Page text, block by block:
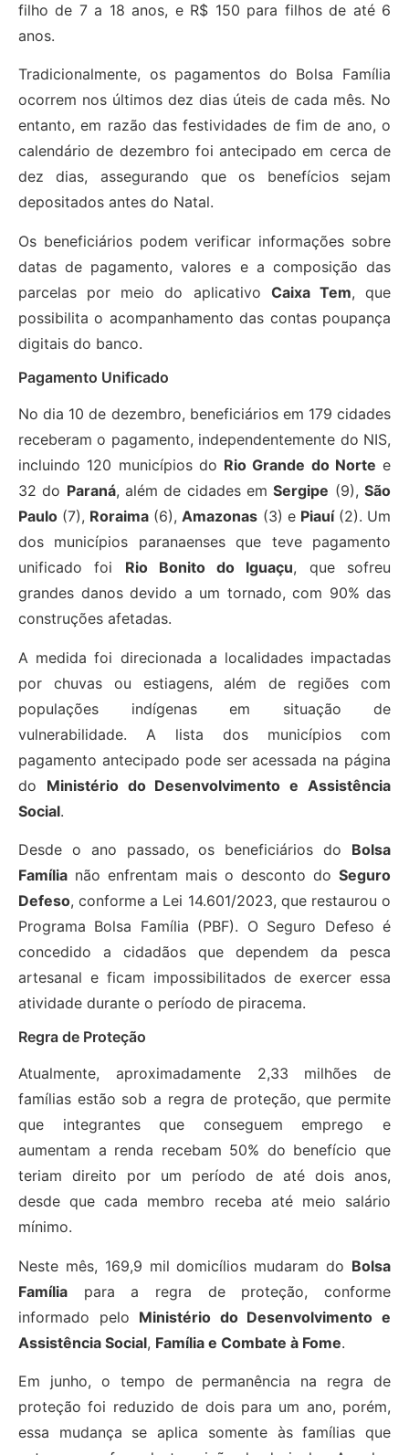
filho de 7 a 18 anos, e R$ 150 para filhos de até 6
anos.
Tradicionalmente, os pagamentos do Bolsa Família
ocorrem nos últimos dez dias úteis de cada mês. No
entanto, em razão das festividades de fim de ano, o
calendário de dezembro foi antecipado em cerca de
dez dias, assegurando que os benefícios sejam
depositados antes do Natal.
Os beneficiários podem verificar informações sobre
datas de pagamento, valores e a composição das
parcelas por meio do aplicativo Caixa Tem, que
possibilita o acompanhamento das contas poupança
digitais do banco.
Pagamento Unificado
No dia 10 de dezembro, beneficiários em 179 cidades
receberam o pagamento, independentemente do NIS,
incluindo 120 municípios do Rio Grande do Norte e
32 do Paraná, além de cidades emSergipe (9),São
Paulo (7), Roraima (6),Amazonas (3) e Piauí(2). Um
dos municípios paranaenses que teve pagamento
unificado foi Rio Bonito do Iguaçu, que sofreu
grandes danos devido a um tornado, com 90% das
construções afetadas.
A medida foi direcionada a localidades impactadas
por chuvas ou estiagens, além de regiões com
populações indígenas em situação de
vulnerabilidade. A lista dos municípios com
pagamento antecipado pode ser acessada na página
do Ministério do Desenvolvimento e Assistência
Social.
Desde o ano passado, os beneficiários do Bolsa
Família não enfrentam mais o desconto do Seguro
Defeso, conforme a Lei 14.601/2023, que restaurou o
Programa Bolsa Família (PBF). O Seguro Defeso é
concedido a cidadãos que dependem da pesca
artesanal e ficam impossibilitados de exercer essa
atividade durante o período de piracema.
Regra de Proteção
Atualmente, aproximadamente 2,33 milhões de
famílias estão sob a regra de proteção, que permite
que integrantes que conseguem emprego e
aumentam a renda recebam 50% do benefício que
teriam direito por um período de até dois anos,
desde que cada membro receba até meio salário
mínimo.
Neste mês, 169,9 mil domicílios mudaram do Bolsa
Família para a regra de proteção, conforme
informado pelo Ministério do Desenvolvimento e
Assistência Social, Família e Combate à Fome.
Em junho, o tempo de permanência na regra de
proteção foi reduzido de dois para um ano, porém,
essa mudança se aplica somente às famílias que